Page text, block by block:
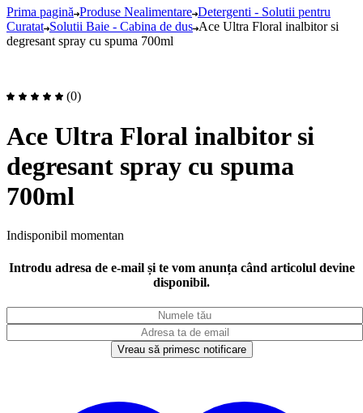
Prima pagină Produse Nealimentare Detergenti - Solutii pentru
Curatat Solutii Baie - Cabina de dus Ace Ultra Floral inalbitor si
degresant spray cu spuma 700ml
(0)
Ace Ultra Floral inalbitor si
degresant spray cu spuma
700ml
Indisponibil momentan
Introdu adresa de e-mail și te vom anunța când articolul devine
disponibil.
Vreau să primesc notificare